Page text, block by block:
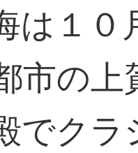
は１０
市の
でク